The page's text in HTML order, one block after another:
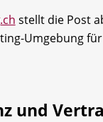
stellt die Post
Umgebung
und